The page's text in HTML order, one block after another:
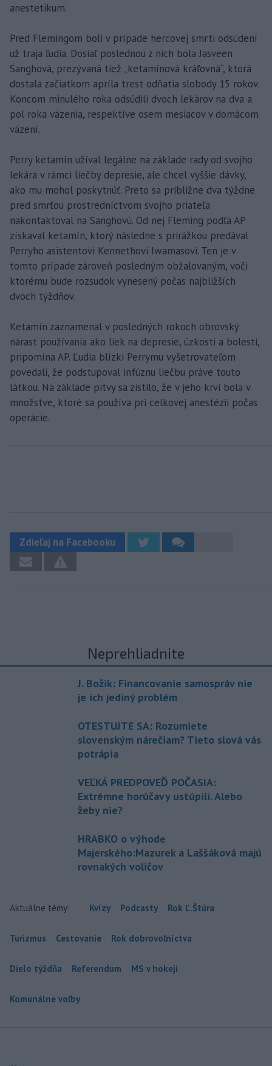
anestetikum.
Pred Flemingom boli v prípade hercovej smrti odsúdení
už traja ľudia. Dosiaľ poslednou z nich bola Jasveen
Sanghová, prezývaná tiež „ketamínová kráľovná“, ktorá
dostala začiatkom apríla trest odňatia slobody 15 rokov.
Koncom minulého roka odsúdili dvoch lekárov na dva a
pol roka väzenia, respektíve osem mesiacov v domácom
väzení.
Perry ketamín užíval legálne na základe rady od svojho
lekára v rámci liečby depresie, ale chcel vyššie dávky,
ako mu mohol poskytnúť. Preto sa približne dva týždne
pred smrťou prostredníctvom svojho priateľa
nakontaktoval na Sanghovú. Od nej Fleming podľa AP
získaval ketamín, ktorý následne s prirážkou predával
Perryho asistentovi Kennethovi Iwamasovi. Ten je v
tomto prípade zároveň posledným obžalovaným, voči
ktorému bude rozsudok vynesený počas najbližších
dvoch týždňov.
Ketamín zaznamenal v posledných rokoch obrovský
nárast používania ako liek na depresie, úzkosti a bolesti,
pripomína AP. Ľudia blízki Perrymu vyšetrovateľom
povedali, že podstupoval infúznu liečbu práve touto
látkou. Na základe pitvy sa zistilo, že v jeho krvi bola v
množstve, ktoré sa používa pri celkovej anestézii počas
operácie.
Zdieľaj na Facebooku
Neprehliadnite
J. Božik: Financovanie samospráv nie
je ich jediný problém
OTESTUJTE SA: Rozumiete
slovenským nárečiam? Tieto slová vás
potrápia
VEĽKÁ PREDPOVEĎ POČASIA:
Extrémne horúčavy ustúpili. Alebo
žeby nie?
HRABKO o výhode
Majerského:Mazurek a Laššáková majú
rovnakých voličov
Aktuálne témy: Kvízy Podcasty Rok Ľ.Štúra
Turizmus Cestovanie Rok dobrovoľníctva
Dielo týždňa Referendum MS v hokeji
Komunálne voľby